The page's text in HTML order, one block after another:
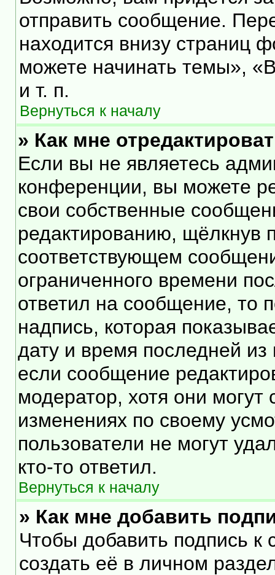
отправить сообщение.
находится внизу
можете начинать темы»,
и т. п.
Вернуться к началу
» Как мне
Если вы не являетесь
конференции, вы можете
свои собственные
редактированию, щёлкнув
соответствующем
ограниченного времени
ответил на сообщение, то
надпись, которая
дату и время последней
если сообщение
модератор, хотя они
изменениях по своему
пользователи не могут
кто-то ответил.
Вернуться к началу
» Как мне добавить
Чтобы добавить подпись
создать её в личном